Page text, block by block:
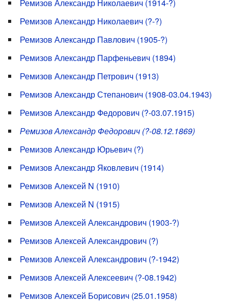
Ремизов Александр Николаевич (1914-?)
Ремизов Александр Николаевич (?-?)
Ремизов Александр Павлович (1905-?)
Ремизов Александр Парфеньевич (1894)
Ремизов Александр Петрович (1913)
Ремизов Александр Степанович (1908-03.04.1943)
Ремизов Александр Федорович (?-03.07.1915)
Ремизов Александр Федорович (?-08.12.1869)
Ремизов Александр Юрьевич (?)
Ремизов Александр Яковлевич (1914)
Ремизов Алексей N (1910)
Ремизов Алексей N (1915)
Ремизов Алексей Александрович (1903-?)
Ремизов Алексей Александрович (?)
Ремизов Алексей Александрович (?-1942)
Ремизов Алексей Алексеевич (?-08.1942)
Ремизов Алексей Борисович (25.01.1958)